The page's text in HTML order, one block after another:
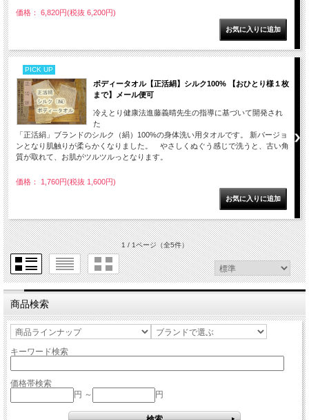
価格： 6,820円(税抜 6,200円)
PICK UP
ボディータオル【正活絹】シルク100% 【おひとり様１枚
まで】メール便可
冷えとり健康法進藤義晴先生の指導に基づいて開発され
た
「正活絹」ブランドのシルク（絹）100%の身体洗い用タオルです。 新バージョ
ンとなり肌触りが柔らかくなりました。 やさしくぬぐう感じで洗うと、古い角
質が取れて、お肌がツルツルっとなります。
価格： 1,760円(税抜 1,600円)
1 / 1ページ（全5件）
商品検索
キーワード検索
価格帯検索
円 ～
円